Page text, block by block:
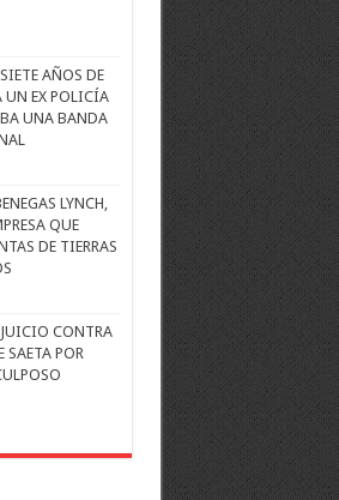
AÑOS DE
UN EX POLICÍA
UNA BANDA
LYNCH,
QUE
DE TIERRAS
CONTRA
SAETA POR